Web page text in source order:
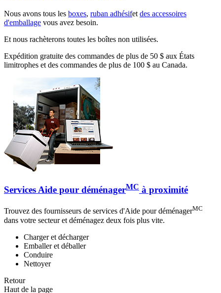
Nous avons tous les boxes, ruban adhésifet des accessoires
d'emballage vous avez besoin.
Et nous rachèterons toutes les boîtes non utilisées.
Expédition gratuite des commandes de plus de 50 $ aux États
limitrophes et des commandes de plus de 100 $ au Canada.
Services Aide pour déménagerMC à proximité
Trouvez des fournisseurs de services d'Aide pour déménagerMC
dans votre secteur et déménagez deux fois plus vite.
Charger et décharger
Emballer et déballer
Conduire
Nettoyer
Retour
Haut de la page